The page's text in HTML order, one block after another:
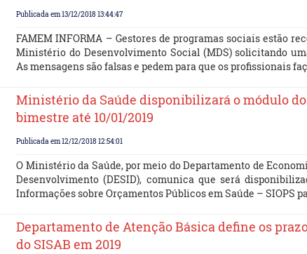
Publicada em 13/12/2018 13:44:47
FAMEM INFORMA – Gestores de programas sociais estão
Ministério do Desenvolvimento Social (MDS) solicitando
As mensagens são falsas e pedem para que os profissionais
Ministério da Saúde disponibilizará o módulo do
bimestre até 10/01/2019
Publicada em 12/12/2018 12:54:01
O Ministério da Saúde, por meio do Departamento de
Desenvolvimento (DESID), comunica que será
Informações sobre Orçamentos Públicos em Saúde – SIOPS
Departamento de Atenção Básica define os
do SISAB em 2019